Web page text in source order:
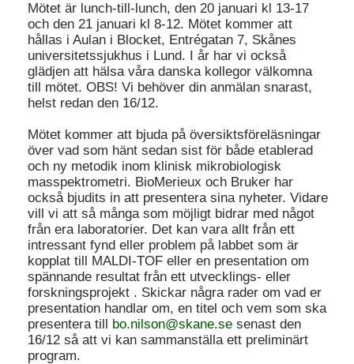
Mötet är lunch-till-lunch, den 20 januari kl 13-17
och den 21 januari kl 8-12. Mötet kommer att
hållas i Aulan i Blocket, Entrégatan 7, Skånes
universitetssjukhus i Lund. I år har vi också
glädjen att hälsa våra danska kollegor välkomna
till mötet. OBS! Vi behöver din anmälan snarast,
helst redan den 16/12.
Mötet kommer att bjuda på översiktsföreläsningar
över vad som hänt sedan sist för både etablerad
och ny metodik inom klinisk mikrobiologisk
masspektrometri. BioMerieux och Bruker har
också bjudits in att presentera sina nyheter. Vidare
vill vi att så många som möjligt bidrar med något
från era laboratorier. Det kan vara allt från ett
intressant fynd eller problem på labbet som är
kopplat till MALDI-TOF eller en presentation om
spännande resultat från ett utvecklings- eller
forskningsprojekt . Skickar några rader om vad er
presentation handlar om, en titel och vem som ska
presentera till bo.nilson@skane.se senast den
16/12 så att vi kan sammanställa ett preliminärt
program.